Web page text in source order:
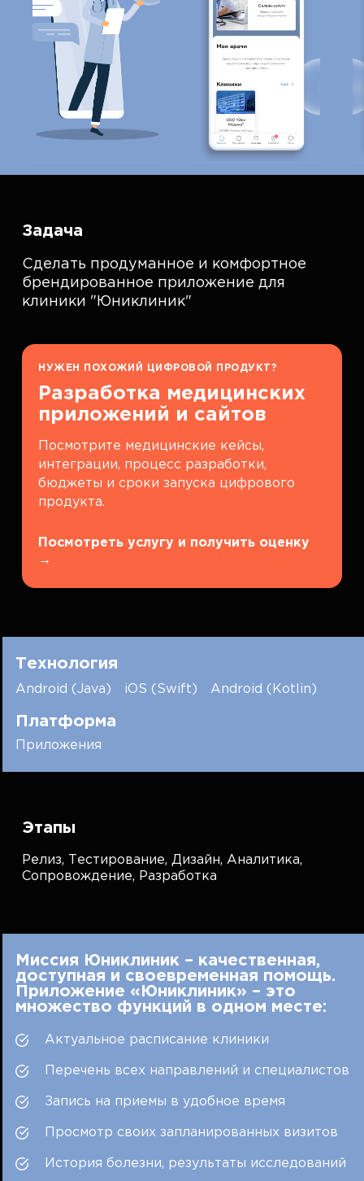
Задача
Сделать продуманное и комфортное
брендированное приложение для
клиники "Юниклиник"
НУЖЕН ПОХОЖИЙ ЦИФРОВОЙ ПРОДУКТ?
Разработка медицинских
приложений и сайтов
Посмотрите медицинские кейсы,
интеграции, процесс разработки,
бюджеты и сроки запуска цифрового
продукта.
Посмотреть услугу и получить оценку
→
Технология
Android (Java) iOS (Swift) Android (Kotlin)
Платформа
Приложения
Этапы
Релиз, Тестирование,Дизайн,Аналитика,
Сопровождение, Разработка
Миссия Юниклиник – качественная,
доступная и своевременная помощь.
Приложение «Юниклиник» – это
множество функций в одном месте:
Актуальное расписание клиники
Перечень всех направлений и специалистов
Запись на приемы в удобное время
Просмотр своих запланированных визитов
История болезни, результаты исследований